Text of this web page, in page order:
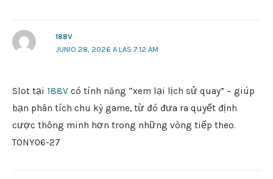
188V
JUNIO 28, 2026 A LAS 7:12 AM
Slot tại 188V có tính năng “xem lại lịch sử quay” – giúp
bạn phân tích chu kỳ game, từ đó đưa ra quyết định
cược thông minh hơn trong những vòng tiếp theo.
TONY06-27